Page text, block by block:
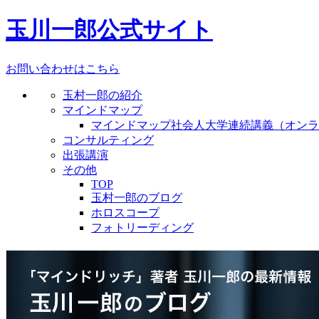
玉川一郎公式サイト
お問い合わせはこちら
玉村一郎の紹介
マインドマップ
マインドマップ社会人大学連続講義（オン
コンサルティング
出張講演
その他
TOP
玉村一郎のブログ
ホロスコープ
フォトリーディング